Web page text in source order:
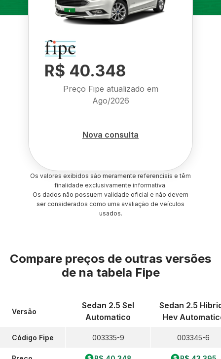
R$ 40.348
Preço Fipe atualizado em
Ago/2026
Nova consulta
Os valores exibidos são meramente referenciais e têm
finalidade exclusivamente informativa.
Os dados não possuem validade oficial e não devem
ser considerados como uma avaliação de veículos
usados.
Compare preços de outras versões
de na tabela Fipe
Versão
Código Fipe
Sedan 2.5 Sel
Automatico
003335-9
Sedan 2.5
Hev
003345-6